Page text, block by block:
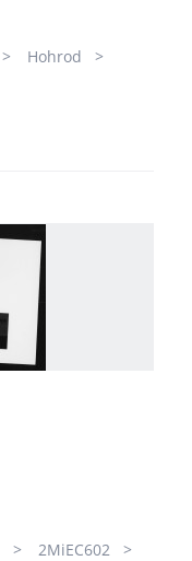
Hohrod
2MiEC602